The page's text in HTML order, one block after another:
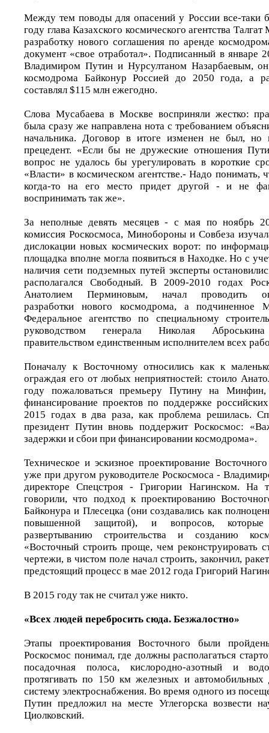
Между тем поводы для опасений у России все-таки
году глава Казахского космического агентства
разработку нового соглашения по аренде
документ «свое отработал». Подписанный в январе
Владимиром Путин и Нурсултаном Назарбаевым,
космодрома Байконур Россией до 2050 года, а
составлял $115 млн ежегодно.
Слова Мусабаева в Москве восприняли жестко:
была сразу же направлена нота с требованием
начальника. Договор в итоге изменен не был, но
прецедент. «Если бы не дружеские отношения
вопрос не удалось бы урегулировать в короткие
«Власти» в космическом агентстве.- Надо понимать,
когда-то на его место придет другой - и не
воспринимать так же».
За неполные девять месяцев - с мая по ноябрь
комиссия Роскосмоса, Минобороны и Совбеза
дислокации новых космических ворот: по
площадка вполне могла появиться в Находке. Но с
наличия сети подземных путей эксперты
располагался Свободный. В 2009-2010 годах
Анатолием Перминовым, начал проводить
разработки нового космодрома, а подчиненное
Федеральное агентство по специальному
руководством генерала Николая
правительством единственным исполнителем всех
Поначалу к Восточному относились как к
ограждая его от любых неприятностей: стоило
году пожаловаться премьеру Путину на Минфин,
финансирование проектов по поддержке
2015 годах в два раза, как проблема решилась.
президент Путин вновь поддержит Роскосмос:
задержки и сбои при финансировании космодрома».
Техническое и эскизное проектирование
уже при другом руководителе Роскосмоса -
директоре Спецстроя - Григории Нагинском. На
говорили, что подход к проектированию
Байконура и Плесецка (они создавались как
повышенной защитой), и вопросов, которые
развертыванию строительства и созданию
«Восточный строить проще, чем реконструировать
чертежи, в чистом поле начал строить, закончил,
предстоящий процесс в мае 2012 года Григорий
В 2015 году так не считал уже никто.
«Всех людей перебросить сюда. Безжалостно»
Этапы проектирования Восточного были
Роскосмос понимал, где должны располагаться
посадочная полоса, кислородно-азотный и
протягивать по 150 км железных и автомобильных
систему электроснабжения. Во время одного из
Путин предложил на месте Углегорска возвести
Циолковский.